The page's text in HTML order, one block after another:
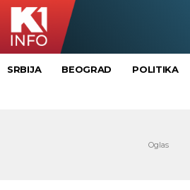
SRBIJA BEOGRAD POLITIKA